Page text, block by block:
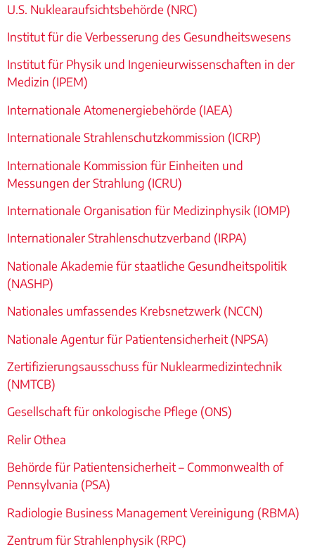
U.S. Nuklearaufsichtsbehörde (NRC)
Institut für die Verbesserung des Gesundheitswesens
Institut für Physik und Ingenieurwissenschaften in der
Medizin (IPEM)
Internationale Atomenergiebehörde (IAEA)
Internationale Strahlenschutzkommission (ICRP)
Internationale Kommission für Einheiten und
Messungen der Strahlung (ICRU)
Internationale Organisation für Medizinphysik (IOMP)
Internationaler Strahlenschutzverband (IRPA)
Nationale Akademie für staatliche Gesundheitspolitik
(NASHP)
Nationales umfassendes Krebsnetzwerk (NCCN)
Nationale Agentur für Patientensicherheit (NPSA)
Zertifizierungsausschuss für Nuklearmedizintechnik
(NMTCB)
Gesellschaft für onkologische Pflege (ONS)
Relir Othea
Behörde für Patientensicherheit – Commonwealth of
Pennsylvania (PSA)
Radiologie Business Management Vereinigung (RBMA)
Zentrum für Strahlenphysik (RPC)